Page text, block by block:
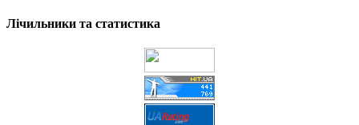
Лічильники та статистика